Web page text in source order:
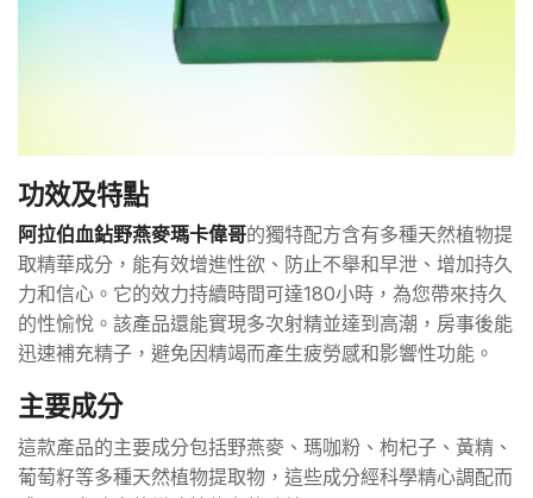
功效及特點
阿拉伯血鉆野燕麥瑪卡偉哥的獨特配方含有多種天然植物提
取精華成分，能有效增進性欲、防止不舉和早泄、增加持久
力和信心。它的效力持續時間可達180小時，為您帶來持久
的性愉悅。該產品還能實現多次射精並達到高潮，房事後能
迅速補充精子，避免因精竭而產生疲勞感和影響性功能。
主要成分
這款產品的主要成分包括野燕麥、瑪咖粉、枸杞子、黃精、
葡萄籽等多種天然植物提取物，這些成分經科學精心調配而